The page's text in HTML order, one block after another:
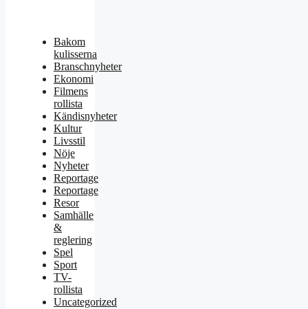
Bakom
kulisserna
Branschnyheter
Ekonomi
Filmens
rollista
Kändisnyheter
Kultur
Livsstil
Nöje
Nyheter
Reportage
Reportage
Resor
Samhälle
&
reglering
Spel
Sport
TV-
rollista
Uncategorized